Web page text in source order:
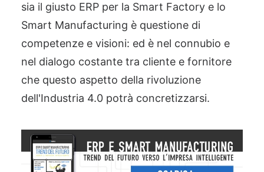
sia il giusto ERP per la Smart Factory e lo
Smart Manufacturing è questione di
competenze e visioni: ed è nel connubio e
nel dialogo costante tra cliente e fornitore
che questo aspetto della rivoluzione
dell'Industria 4.0 potrà concretizzarsi.